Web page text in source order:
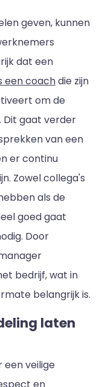
geven, kunnen
dat een
een coachdie zijn
om de
gaat verder
van een
er continu
Zowel collega's
als de
goed gaat
Door
bedrijf, wat in
belangrijk is.
laten
een veilige
en